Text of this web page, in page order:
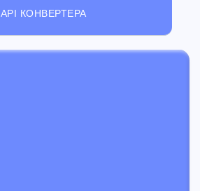
API КОНВЕРТЕРА